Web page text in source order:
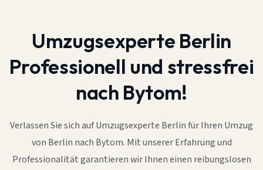
Umzugsexperte Berlin
Professionell und stressfrei
nach Bytom!
Verlassen Sie sich auf Umzugsexperte Berlin für Ihren Umzug
von Berlin nach Bytom. Mit unserer Erfahrung und
Professionalität garantieren wir Ihnen einen reibungslosen